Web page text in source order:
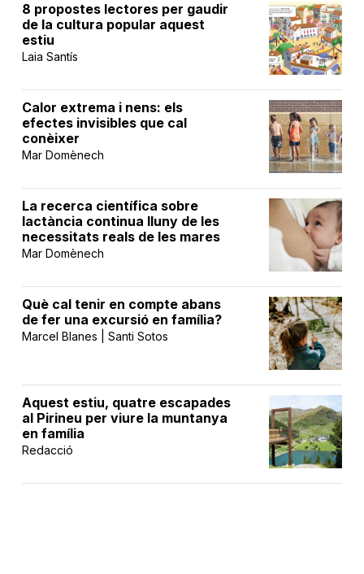
8 propostes lectores per gaudir
de la cultura popular aquest
estiu
Laia Santís
Calor extrema i nens: els
efectes invisibles que cal
conèixer
Mar Domènech
La recerca científica sobre
lactància continua lluny de les
necessitats reals de les mares
Mar Domènech
Què cal tenir en compte abans
de fer una excursió en família?
Marcel Blanes | Santi Sotos
Aquest estiu, quatre escapades
al Pirineu per viure la muntanya
en família
Redacció